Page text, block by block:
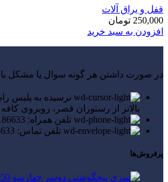
قفل و یراق آلات
250,000 تومان
افزودن به سبد خرید
در صورت داشتن هر گونه سوال یا مشکل
بالاتر از رستوران قصر، روبروی
تلفن همراه: 09027186633
تلفن تماس: 09027186633
پرفروش‌ها